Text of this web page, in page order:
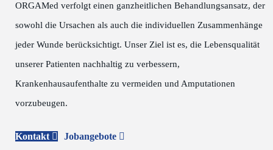
ORGAMed verfolgt einen ganzheitlichen Behandlungsansatz, der
sowohl die Ursachen als auch die individuellen Zusammenhänge
jeder Wunde berücksichtigt. Unser Ziel ist es, die Lebensqualität
unserer Patienten nachhaltig zu verbessern,
Krankenhausaufenthalte zu vermeiden und Amputationen
vorzubeugen.
Kontakt Jobangebote